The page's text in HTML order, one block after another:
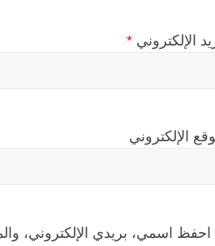
الإلكتروني *
الإلكتروني
احفظ اسمي، بريدي الإلكتروني،